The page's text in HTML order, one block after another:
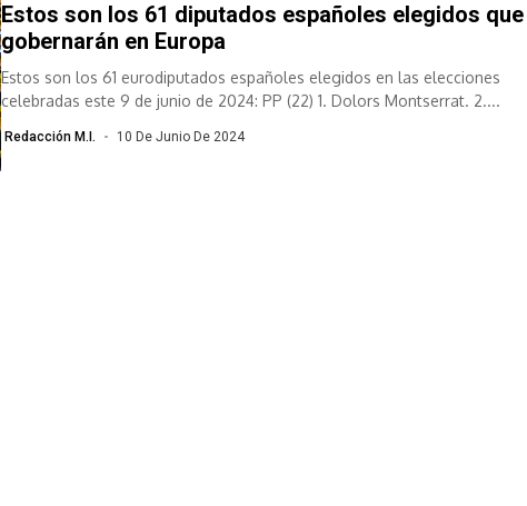
Estos son los 61 diputados españoles elegidos que
gobernarán en Europa
Estos son los 61 eurodiputados españoles elegidos en las elecciones
celebradas este 9 de junio de 2024: PP (22) 1. Dolors Montserrat. 2....
Redacción M.I. 10 De Junio De 2024